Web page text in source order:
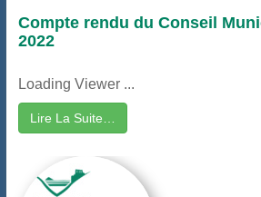
Compte rendu du Conseil
2022
Loading Viewer ...
Lire La Suite…